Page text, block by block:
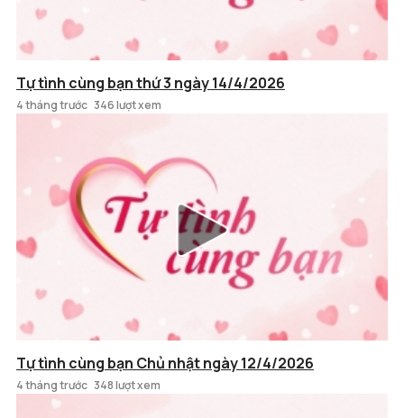
Tự tình cùng bạn thứ 3 ngày 14/4/2026
4 tháng trước 346 lượt xem
Tự tình cùng bạn Chủ nhật ngày 12/4/2026
4 tháng trước 348 lượt xem